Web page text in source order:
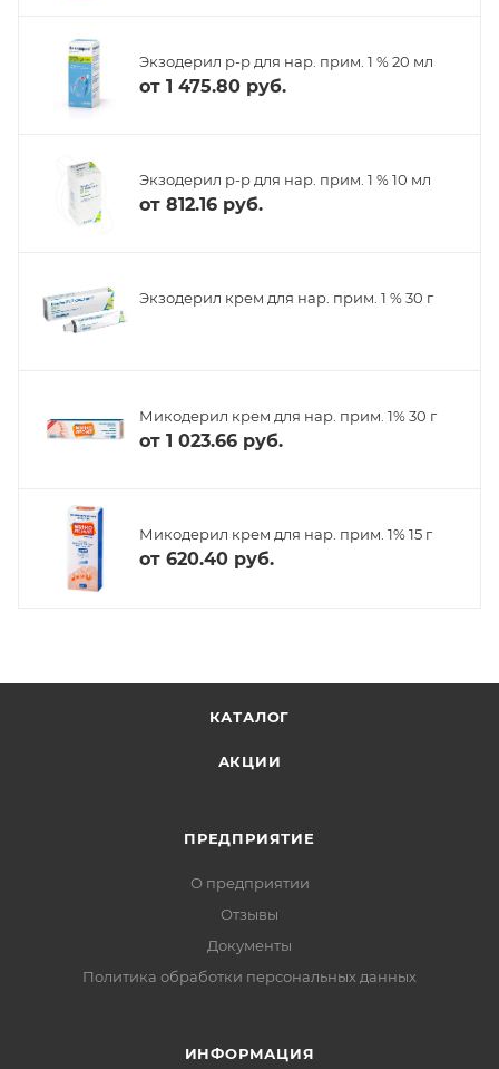
Экзодерил р-р для нар. прим. 1 % 20 мл
от 1 475.80 руб.
Экзодерил р-р для нар. прим. 1 % 10 мл
от 812.16 руб.
Экзодерил крем для нар. прим. 1 % 30 г
Микодерил крем для нар. прим. 1% 30 г
от 1 023.66 руб.
Микодерил крем для нар. прим. 1% 15 г
от 620.40 руб.
КАТАЛОГ
АКЦИИ
ПРЕДПРИЯТИЕ
О предприятии
Отзывы
Документы
Политика обработки персональных данных
ИНФОРМАЦИЯ